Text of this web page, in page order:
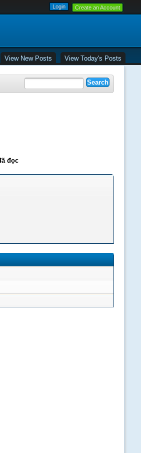
Create an Account
View New Posts View Today's Posts
đọc